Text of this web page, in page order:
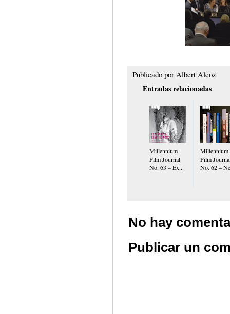
Publicado por Albert Alcoz
Entradas relacionadas
Millennium
Film Journal
No. 63 – Ex...
Millennium
Film
No. 62 –
No hay
Publicar un